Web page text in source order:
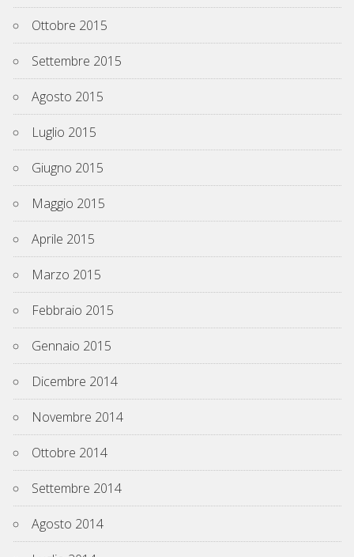
Ottobre 2015
Settembre 2015
Agosto 2015
Luglio 2015
Giugno 2015
Maggio 2015
Aprile 2015
Marzo 2015
Febbraio 2015
Gennaio 2015
Dicembre 2014
Novembre 2014
Ottobre 2014
Settembre 2014
Agosto 2014